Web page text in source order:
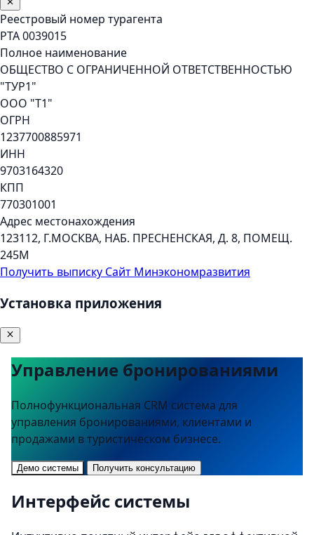
Реестровый номер турагента
РТА 0039015
Полное наименование
ОБЩЕСТВО С ОГРАНИЧЕННОЙ ОТВЕТСТВЕННОСТЬЮ
"ТУР1"
ООО "Т1"
ОГРН
1237700885971
ИНН
9703164320
КПП
770301001
Адрес местонахождения
123112, Г.МОСКВА, НАБ. ПРЕСНЕНСКАЯ, Д. 8, ПОМЕЩ.
245М
Получить выписку Сайт Минэкономразвития
Установка приложения
Управление бронированиями
Полнофункциональная CRM система для
управления бронированиями, клиентами и
продажами в туристическом бизнесе.
Демо системы Получить консультацию
Интерфейс системы